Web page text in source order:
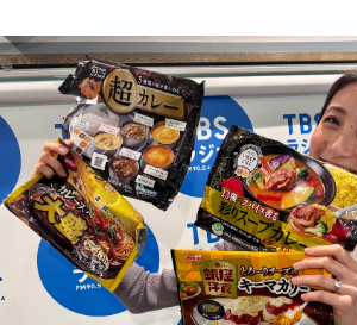
お知らせ
イベント・グッズ
YouTube
会社情報